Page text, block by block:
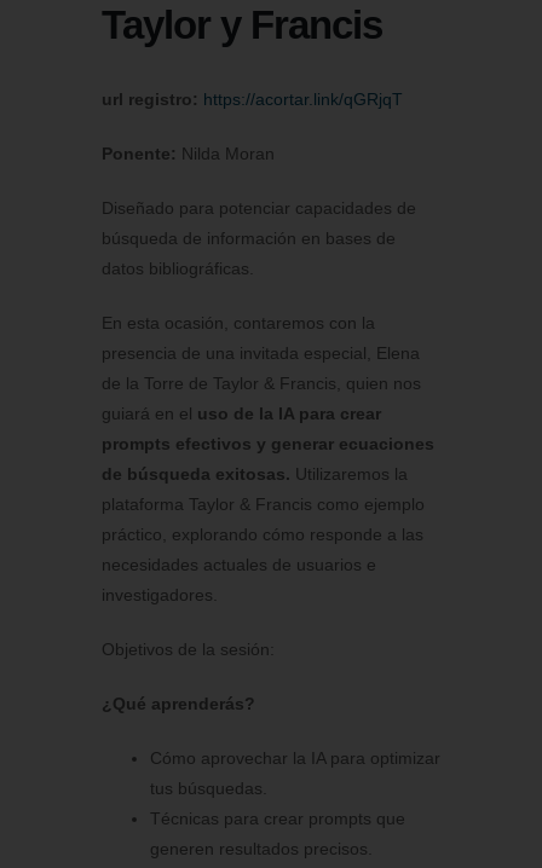
Taylor y Francis
url registro: https://acortar.link/qGRjqT
Ponente: Nilda Moran
Diseñado para potenciar capacidades de
búsqueda de información en bases de
datos bibliográficas.
En esta ocasión, contaremos con la
presencia de una invitada especial, Elena
de la Torre de Taylor & Francis, quien nos
guiará en el uso de la IA para crear
prompts efectivos y generar ecuaciones
de búsqueda exitosas. Utilizaremos la
plataforma Taylor & Francis como ejemplo
práctico, explorando cómo responde a las
necesidades actuales de usuarios e
investigadores.
Objetivos de la sesión:
¿Qué aprenderás?
Cómo aprovechar la IA para optimizar
tus búsquedas.
Técnicas para crear prompts que
generen resultados precisos.